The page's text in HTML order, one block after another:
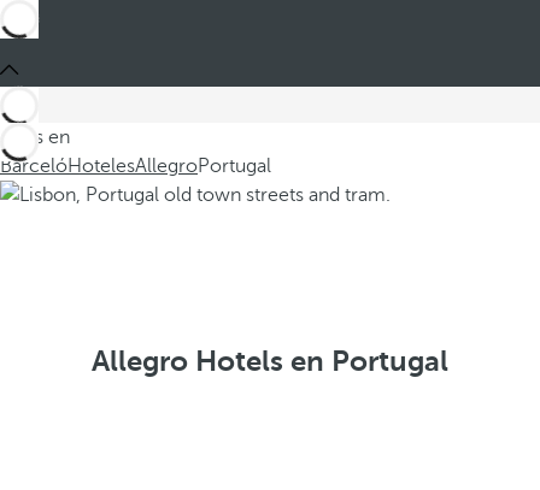
Estás en
BarcelóHotelesAllegroPortugal
Allegro Hotels en Portugal